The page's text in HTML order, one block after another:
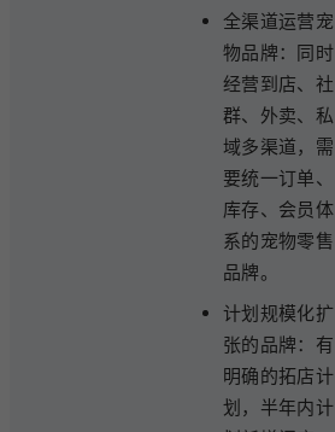
全渠道运营宠
物品牌：同时
经营到店、社
群、外卖、私
域多渠道，需
要统一订单、
库存、会员体
系的宠物零售
品牌。
计划规模化扩
张的品牌：有
明确的拓店计
划，半年内计